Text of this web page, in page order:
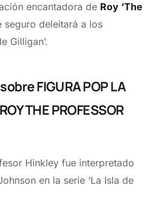
encantadora de Roy ‘The
seguro deleitará a los
Gilligan’.
FIGURA POP LA
THE PROFESSOR
Hinkley fue interpretado
en la serie ‘La Isla de